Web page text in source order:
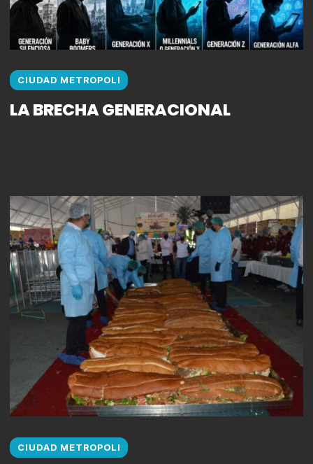
CIUDAD METROPOLI
LA BRECHA GENERACIONAL
CIUDAD METROPOLI